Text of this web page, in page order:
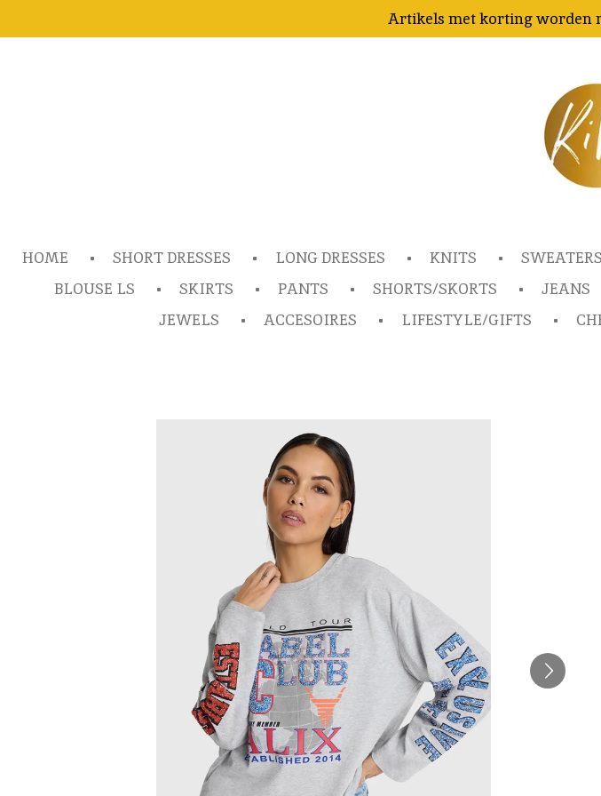
direct
Artikels met korting worden
HOME SHORT DRESSES LONG DRESSES KNITS
BLOUSE LS
SKIRTS PANTS SHORTS/SKORTS JEANS
JEWELS
ACCESOIRES LIFESTYLE/GIFTS